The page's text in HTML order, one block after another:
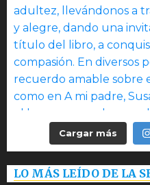
Cargar más
LO MÁS LEÍDO DE LA